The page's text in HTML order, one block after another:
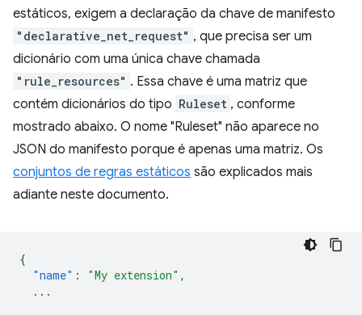
estáticos, exigem a declaração da chave de manifesto
"declarative_net_request" , que precisa ser um
dicionário com uma única chave chamada
"rule_resources" . Essa chave é uma matriz que
contém dicionários do tipo Ruleset , conforme
mostrado abaixo. O nome "Ruleset" não aparece no
JSON do manifesto porque é apenas uma matriz. Os
conjuntos de regras estáticos são explicados mais
adiante neste documento.
{
"name" : "My extension" ,
...